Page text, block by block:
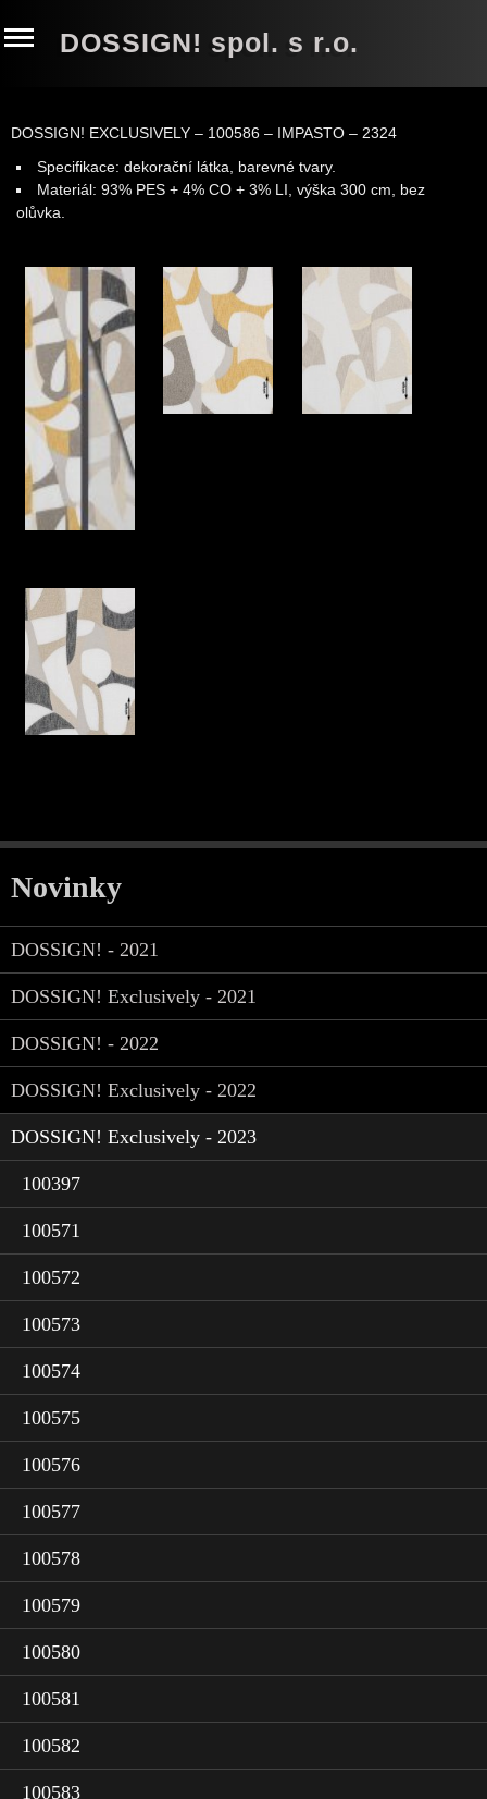
DOSSIGN! spol. s r.o.
DOSSIGN! EXCLUSIVELY – 100586 – IMPASTO – 2324
Specifikace: dekorační látka, barevné tvary.
Materiál: 93% PES + 4% CO + 3% LI, výška 300 cm, bez
olůvka
Novinky
DOSSIGN! - 2021
DOSSIGN! Exclusively - 2021
DOSSIGN! - 2022
DOSSIGN! Exclusively - 2022
DOSSIGN! Exclusively - 2023
100397
100571
100572
100573
100574
100575
100576
100577
100578
100579
100580
100581
100582
100583